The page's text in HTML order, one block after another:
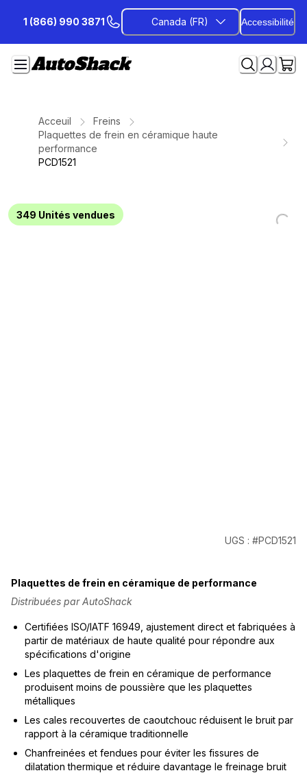
contenu
1 (866) 990 3871 Canada (FR) Accessibilité
Acceuil
Freins
Plaquettes de frein en céramique haute
performance
PCD1521
349 Unités vendues
UGS : #PCD1521
Plaquettes de frein en céramique de performance
Distribuées par AutoShack
Certifiées ISO/IATF 16949, ajustement direct et fabriquées à
partir de matériaux de haute qualité pour répondre aux
spécifications d'origine
Les plaquettes de frein en céramique de performance
produisent moins de poussière que les plaquettes
métalliques
Les cales recouvertes de caoutchouc réduisent le bruit par
rapport à la céramique traditionnelle
Chanfreinées et fendues pour éviter les fissures de
dilatation thermique et réduire davantage le freinage bruit